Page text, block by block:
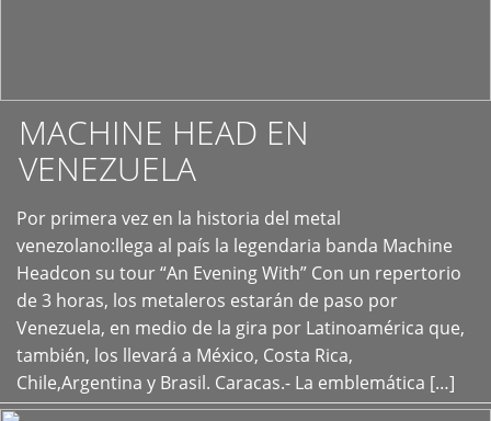
MACHINE HEAD EN
VENEZUELA
Por primera vez en la historia del metal
venezolano:llega al país la legendaria banda Machine
Headcon su tour “An Evening With” Con un repertorio
de 3 horas, los metaleros estarán de paso por
Venezuela, en medio de la gira por Latinoamérica que,
también, los llevará a México, Costa Rica,
Chile,Argentina y Brasil. Caracas.- La emblemática […]
+